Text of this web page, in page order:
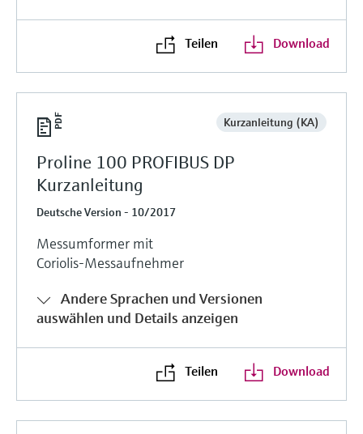
Teilen Download
Kurzanleitung (KA)
Proline 100 PROFIBUS DP
Kurzanleitung
Deutsche Version - 10/2017
Messumformer mit
Coriolis-Messaufnehmer
Andere Sprachen und Versionen
auswählen und Details anzeigen
Teilen Download